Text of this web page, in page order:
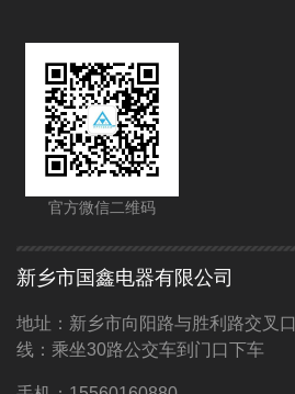
官方微信二维码
新乡市国鑫电器有限公司
地址：新乡市向阳路与胜利路交叉
线：乘坐30路公交车到门口下车